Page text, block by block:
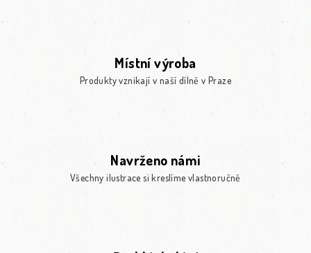
Místní výroba
Produkty vznikají v naší dílně v Praze
Navrženo námi
Všechny ilustrace si kreslíme vlastnoručně